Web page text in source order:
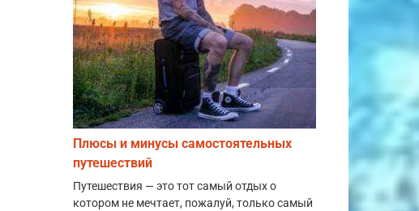
Плюсы и минусы самостоятельных
путешествий
Путешествия — это тот самый отдых о
котором не мечтает, пожалуй, только самый